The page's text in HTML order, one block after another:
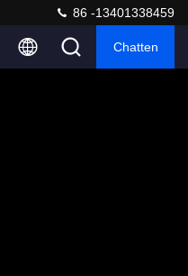
86 -13401338459
Chatten